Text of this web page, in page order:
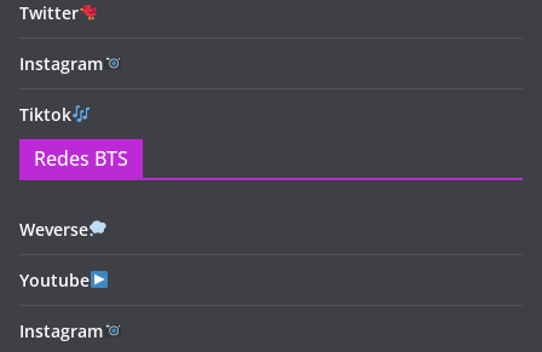
Twitter
Instagram
Tiktok
Redes BTS
Weverse
Youtube
Instagram